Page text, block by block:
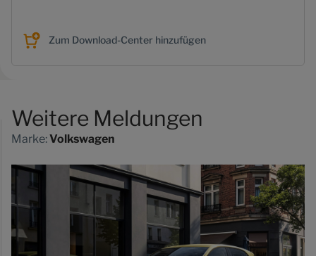
Zum Download-Center hinzufügen
Weitere Meldungen
Marke:Volkswagen